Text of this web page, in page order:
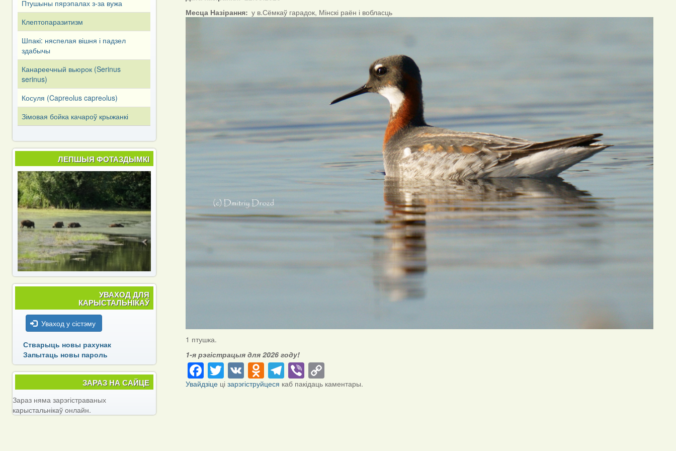
Месца Назірання
у в.Сёмкаў гарадок, Мінскі раён і вобласць
1 птушка.
1-я рэгістрацыя для 2026 году!
Facebook
Twitter
VKOdnoklassniki
Telegram
Viber
Link
Увайдзіце цізарэгіструйцеся каб пакідаць каментары.
Птушыны пярэпалах з-за вужа
Клептопаразитизм
Шпакі: няспелая вішня і падзел
здабычы
Канареечный вьюрок (Serinus
serinus)
Косуля (Capreоlus capreоlus)
Зімовая бойка качароў крыжанкі
ЛЕПШЫЯ ФОТАЗДЫМКІ
УВАХОД ДЛЯ
КАРЫСТАЛЬНІКАЎ
Уваход у сістэму
Стварыць новы рахунак
Запытаць новы пароль
ЗАРАЗ НА САЙЦЕ
Зараз няма зарэгістраваных
карыстальнікаў онлайн.